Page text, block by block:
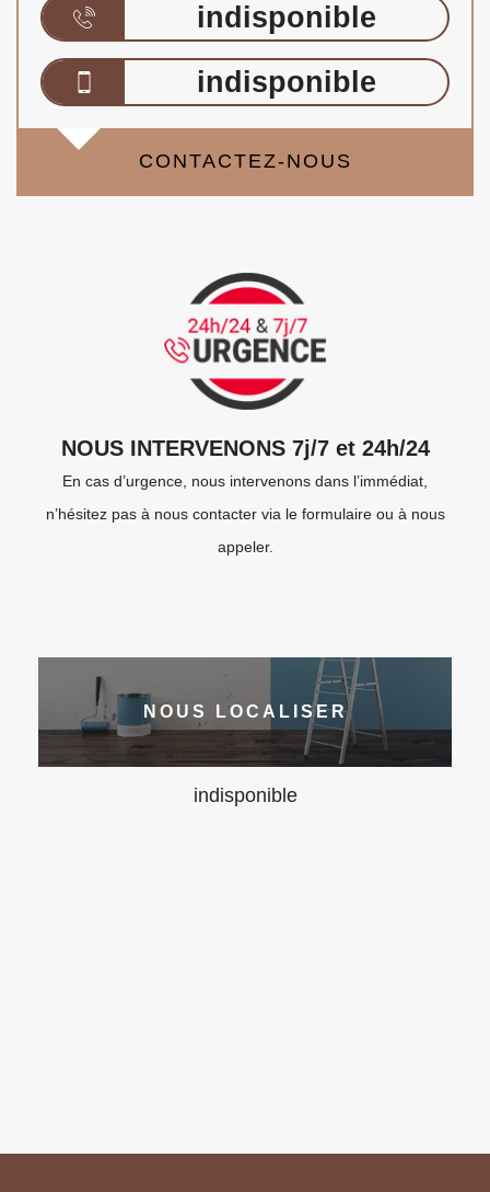
indisponible
indisponible
CONTACTEZ-NOUS
NOUS INTERVENONS 7j/7 et 24h/24
En cas d’urgence, nous intervenons dans l’immédiat,
n’hésitez pas à nous contacter via le formulaire ou à nous
appeler.
NOUS LOCALISER
indisponible